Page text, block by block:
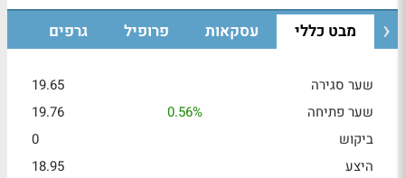
מבט כללי עסקאות פרופיל גרפים
שער סגירה
19.65
שער פתיחה
0.56%
19.76
ביקוש
0
היצע
18.95